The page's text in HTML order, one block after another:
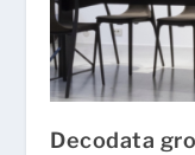
Decodata